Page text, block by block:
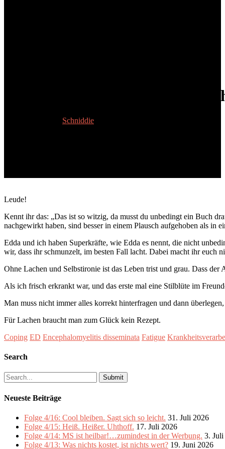
Folge 22: Pralinen,
Schniddie
Leude!
Kennt ihr das: „Das ist so witzig, da musst du unbedingt ein Buch
nachgewirkt haben, sind besser in einem Plausch aufgehoben als in
Edda und ich haben Superkräfte, wie Edda es nennt, die nicht
wir, dass ihr schmunzelt, im besten Fall lacht. Dabei macht ihr euch
Ohne Lachen und Selbstironie ist das Leben trist und grau. Dass
Als ich frisch erkrankt war, und das erste mal eine Stilblüte im
Man muss nicht immer alles korrekt hinterfragen und dann
Für Lachen braucht man zum Glück kein Rezept.
Coping ED Encephalomyelitis disseminata Fatigue
Search
Search
for:
Neueste Beiträge
Folge 4/16: Cool bleiben. Sagt sich so leicht. 31. Juli 2026
Folge 4/15: Heiß. Heißer. Uhthoff. 17. Juli 2026
Folge 4/14: MS ist heilbar!…zumindest in der Werbung. 3.
Folge 4/13: Was nichts kostet, ist nichts wert? 19. Juni 2026